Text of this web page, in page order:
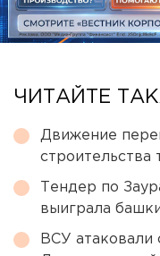
ЧИТАЙТЕ
Движение
строительства
Тендер по
выиграла
ВСУ атаковали